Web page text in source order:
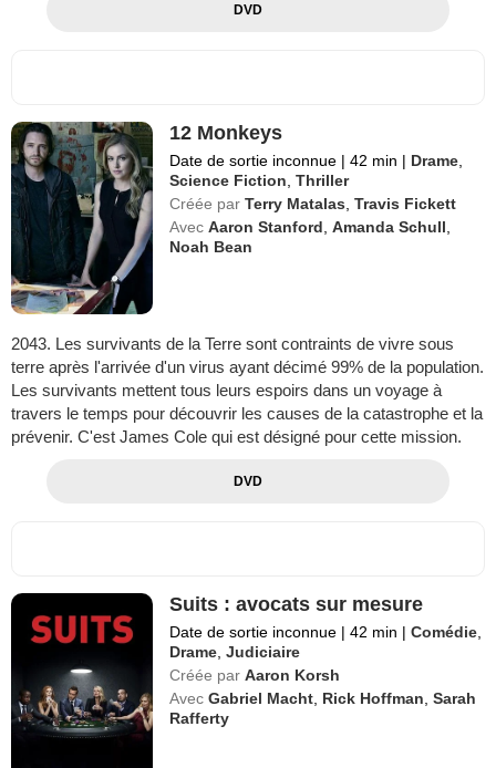
DVD
12 Monkeys
Date de sortie inconnue | 42 min | Drame
Science Fiction ,Thriller
Créée par Terry Matalas ,Travis Fickett
Avec Aaron Stanford ,Amanda Schull
Noah Bean
2043. Les survivants de la Terre sont contraints de vivre sous
terre après l'arrivée d'un virus ayant décimé 99% de la population.
Les survivants mettent tous leurs espoirs dans un voyage à
travers le temps pour découvrir les causes de la catastrophe et la
prévenir. C'est James Cole qui est désigné pour cette mission.
DVD
Suits : avocats sur mesure
Date de sortie inconnue | 42 min | Comédie
Drame ,Judiciaire
Créée par Aaron Korsh
Avec Gabriel Macht Rick Hoffman ,Sarah
Rafferty